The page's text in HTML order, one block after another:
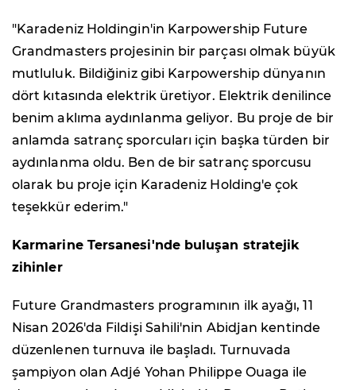
"Karadeniz Holdingin'in Karpowership Future
Grandmasters projesinin bir parçası olmak büyük
mutluluk. Bildiğiniz gibi Karpowership dünyanın
dört kıtasında elektrik üretiyor. Elektrik denilince
benim aklıma aydınlanma geliyor. Bu proje de bir
anlamda satranç sporcuları için başka türden bir
aydınlanma oldu. Ben de bir satranç sporcusu
olarak bu proje için Karadeniz Holding'e çok
teşekkür ederim."
Karmarine Tersanesi'nde buluşan stratejik
zihinler
Future Grandmasters programının ilk ayağı, 11
Nisan 2026'da Fildişi Sahili'nin Abidjan kentinde
düzenlenen turnuva ile başladı. Turnuvada
şampiyon olan Adjé Yohan Philippe Ouaga ile